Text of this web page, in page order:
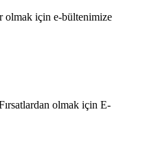
olmak için e-bültenimize
olmak için E-